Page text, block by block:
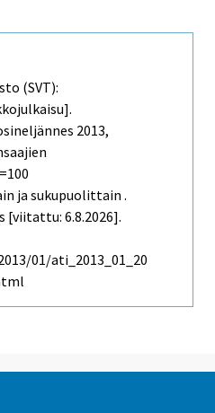
(SVT):
2013,
ja sukupuolittain .
[viitattu: 6.8.2026].
01/ati_2013_01_20